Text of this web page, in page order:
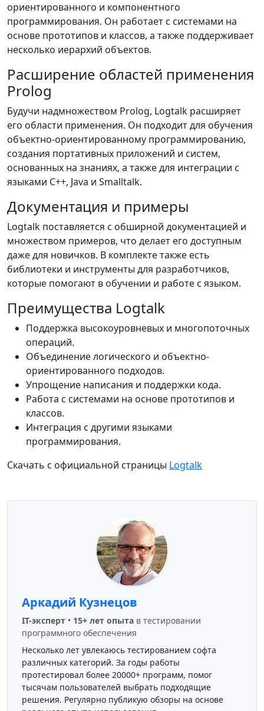
ориентированного и компонентного
программирования. Он работает с системами на
основе прототипов и классов, а также поддерживает
несколько иерархий объектов.
Расширение областей применения
Prolog
Будучи надмножеством Prolog, Logtalk расширяет
его области применения. Он подходит для обучения
объектно-ориентированному программированию,
создания портативных приложений и систем,
основанных на знаниях, а также для интеграции с
языками C++, Java и Smalltalk.
Документация и примеры
Logtalk поставляется с обширной документацией и
множеством примеров, что делает его доступным
даже для новичков. В комплекте также есть
библиотеки и инструменты для разработчиков,
которые помогают в обучении и работе с языком.
Преимущества Logtalk
Поддержка высокоуровневых и многопоточных
операций.
Объединение логического и объектно-
ориентированного подходов.
Упрощение написания и поддержки кода.
Работа с системами на основе прототипов и
классов.
Интеграция с другими языками
программирования.
Скачать с официальной страницы Logtalk
Аркадий Кузнецов
IT-эксперт • 15+ лет опыта в тестировании
программного обеспечения
Несколько лет увлекаюсь тестированием софта
различных категорий. За годы работы
протестировал более 20000+ программ, помог
тысячам пользователей выбрать подходящие
решения. Регулярно публикую обзоры на основе